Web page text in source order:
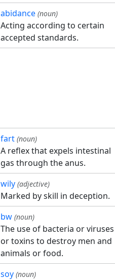
abidance (noun)
Acting according to certain
accepted standards.
fart (noun)
A reflex that expels intestinal
gas through the anus.
wily (adjective)
Marked by skill in deception.
bw (noun)
The use of bacteria or viruses
or toxins to destroy men and
animals or food.
soy (noun)